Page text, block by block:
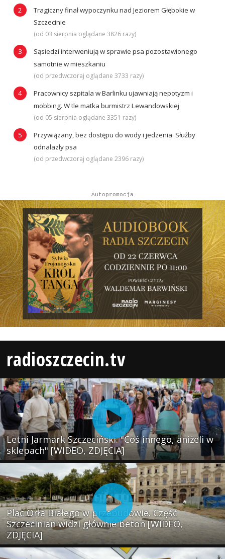
Tragiczny finał wypoczynku nad Jeziorem Głębokie w
Szczecinie
(od 03 sierpnia oglądane 3826 razy)
Sąsiedzi interweniują w sprawie psa pozostawionego
samotnie w mieszkaniu
(od przedwczoraj oglądane 3733 razy)
Pracownicy szpitala w Barlinku ujawniają nepotyzm i
mobbing. W tle matka burmistrz Lewandowskiej
(od 05 sierpnia oglądane 3351 razy)
Przywiązany, bez dostępu do wody i jedzenia. Służby
odnalazły psa
(od przedwczoraj oglądane 2396 razy)
Autopromocja
radioszczecin.tv
Letni Jarmark Szczeciński. "Coś innego, aniżeli w
sklepach" [WIDEO, ZDJĘCIA]
Plac Orła Białego w przebudowie. Część
Szczecinian widzi głównie beton [WIDEO,
ZDJĘCIA]